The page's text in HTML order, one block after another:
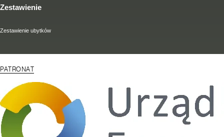
Zestawienie
Zestawienie ubytków
PATRONAT